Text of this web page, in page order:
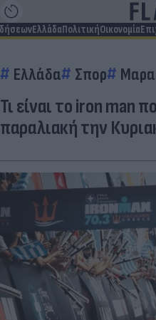
ΕλλάδαΠολιτικήΟικονομία
Ελλάδα Σπορ
Τι είναι το iron man
παραλιακή την